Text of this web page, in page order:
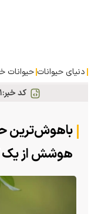
دنیای حیوانات حیوانات
کد خبر:
باهوش‌ترین
هوشش از یک کودک ۵